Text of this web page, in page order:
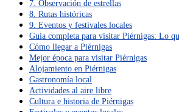
7. Observación de estrellas
8. Rutas históricas
9. Eventos y festivales locales
Guía completa para visitar Piérnigas: Lo
Cómo llegar a Piérnigas
Mejor época para visitar Piérnigas
Alojamiento en Piérnigas
Gastronomía local
Actividades al aire libre
Cultura e historia de Piérnigas